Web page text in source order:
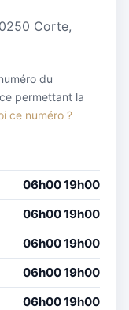
Corte,
du
permettant la
ce numéro ?
06h00 19h00
06h00 19h00
06h00 19h00
06h00 19h00
06h00 19h00